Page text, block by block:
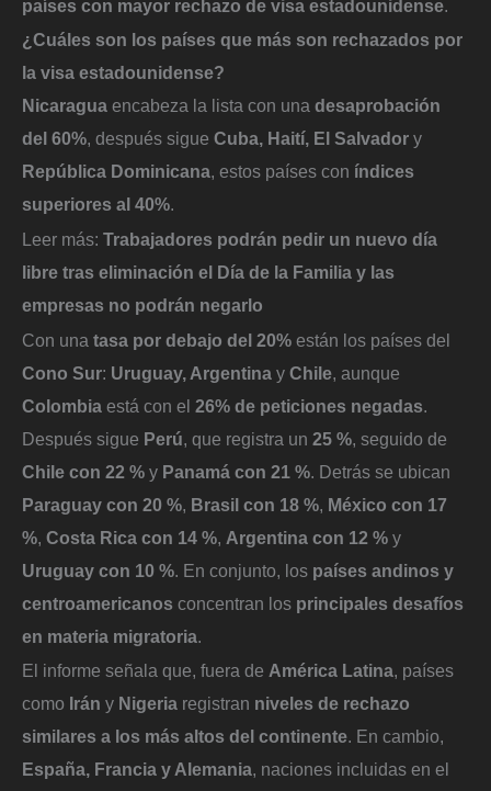
países con mayor rechazo de visa estadounidense.
¿Cuáles son los países que más son rechazados por
la visa estadounidense?
Nicaragua encabeza la lista con una desaprobación
del 60%, después sigue Cuba, Haití, El Salvador y
República Dominicana, estos países con índices
superiores al 40%.
Leer más: Trabajadores podrán pedir un nuevo día
libre tras eliminación el Día de la Familia y las
empresas no podrán negarlo
Con una tasa por debajo del 20% están los países del
Cono Sur: Uruguay, Argentina y Chile, aunque
Colombia está con el 26% de peticiones negadas.
Después sigue Perú, que registra un 25 %, seguido de
Chile con 22 % y Panamá con 21 %. Detrás se ubican
Paraguay con 20 %, Brasil con 18 %, México con 17
%, Costa Rica con 14 %, Argentina con 12 % y
Uruguay con 10 %. En conjunto, los países andinos y
centroamericanos concentran los principales desafíos
en materia migratoria.
El informe señala que, fuera de América Latina, países
como Irán y Nigeria registran niveles de rechazo
similares a los más altos del continente. En cambio,
España, Francia y Alemania, naciones incluidas en el